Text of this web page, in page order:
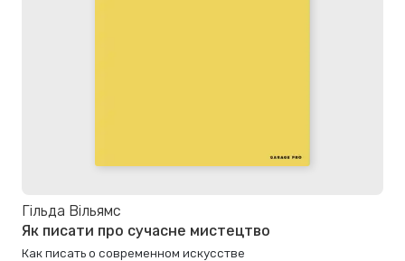
Гільда Вільямс
Як писати про сучасне мистецтво
Как писать о современном искусстве